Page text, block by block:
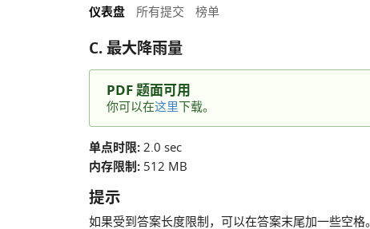
仪表盘 所有提交 榜单
C. 最大降雨量
PDF 题面可用
你可以在这里下载。
单点时限: 2.0 sec
内存限制: 512 MB
提示
如果受到答案长度限制，可以在答案末尾加一些空格。